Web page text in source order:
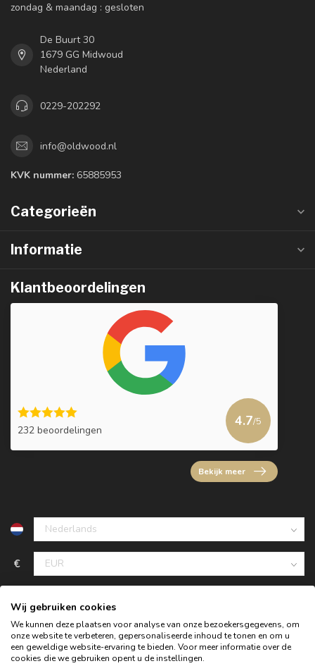
zondag & maandag : gesloten
De Buurt 30
1679 GG Midwoud
Nederland
0229-202292
info@oldwood.nl
KVK nummer: 65885953
Categorieën
Informatie
Klantbeoordelingen
232 beoordelingen
4.7/5
Bekijk meer
€
Wij gebruiken cookies
We kunnen deze plaatsen voor analyse van onze bezoekersgegevens, om
onze website te verbeteren, gepersonaliseerde inhoud te tonen en om u
een geweldige website-ervaring te bieden. Voor meer informatie over de
cookies die we gebruiken opent u de instellingen.